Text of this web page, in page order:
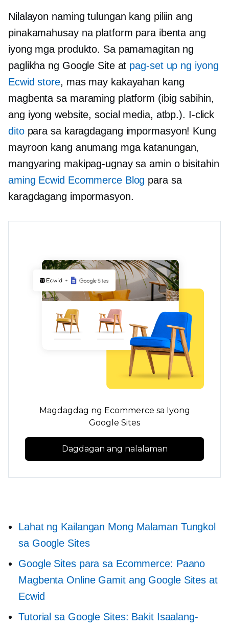
Nilalayon naming tulungan kang piliin ang
pinakamahusay na platform para ibenta ang
iyong mga produkto. Sa pamamagitan ng
paglikha ng Google Site at pag-set up ng iyong
Ecwid store, mas may kakayahan kang
magbenta sa maraming platform (ibig sabihin,
ang iyong website, social media, atbp.). I-click
ditopara sa karagdagang impormasyon! Kung
mayroon kang anumang mga katanungan,
mangyaring makipag-ugnay sa amin o bisitahin
aming Ecwid Ecommerce Blog para sa
karagdagang impormasyon.
Magdagdag ng Ecommerce sa Iyong
Google Sites
Dagdagan ang nalalaman
Lahat ng Kailangan Mong Malaman Tungkol
sa Google Sites
Google Sites para sa Ecommerce: Paano
Magbenta Online Gamit ang Google Sites at
Ecwid
Tutorial sa Google Sites: Bakit Isaalang-